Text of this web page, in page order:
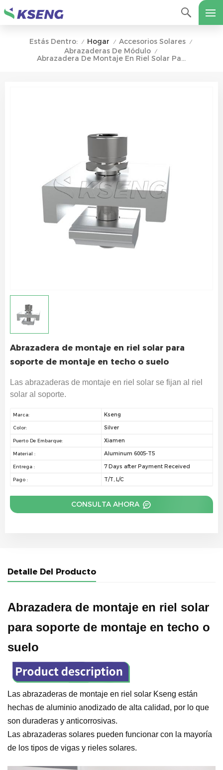
Estás Dentro: / Hogar / Accesorios Solares /
Abrazaderas De Módulo /
Abrazadera De Montaje En Riel Solar Para Soporte De Montaje En Techo O Suelo
Abrazadera de montaje en riel solar para
soporte de montaje en techo o suelo
Las abrazaderas de montaje en riel solar se fijan al riel
solar al soporte.
Marca: Kseng
Color: Silver
Puerto De Embarque: Xiamen
Material : Aluminum 6005-T5
Entrega : 7 Days after Payment Received
Pago : T/T, L/C
CONSULTA AHORA
Detalle Del Producto
Abrazadera de montaje en riel solar
para soporte de montaje en techo o
suelo
Las abrazaderas de montaje en riel solar Kseng están
hechas de aluminio anodizado de alta calidad, por lo que
son duraderas y anticorrosivas.
Las abrazaderas solares pueden funcionar con la mayoría
de los tipos de vigas y rieles solares.